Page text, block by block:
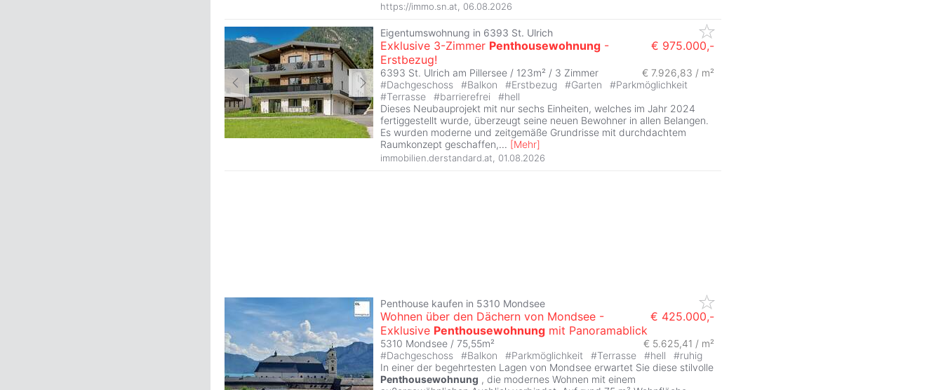
https://immo.sn.at 06.08.2026
Eigentumswohnung in 6393 St. Ulrich
Exklusive 3-Zimmer Penthousewohnung -
Erstbezug!
€ 975.000,-
6393 St. Ulrich am Pillersee / 123m² / 3 Zimmer € 7.926,83 / m²
#Dachgeschoss #Balkon #Erstbezug #Garten #Parkmöglichkeit
#Terrasse #barrierefrei #hell
Dieses Neubauprojekt mit nur sechs Einheiten, welches im Jahr 2024
fertiggestellt wurde, überzeugt seine neuen Bewohner in allen Belangen.
Es wurden moderne und zeitgemäße Grundrisse mit durchdachtem
Raumkonzept geschaffen,... [Mehr]
immobilien.derstandard.at 01.08.2026
Penthouse kaufen in 5310 Mondsee
Wohnen über den Dächern von Mondsee -
Exklusive Penthousewohnung mit Panoramablick
€ 425.000,-
5310 Mondsee / 75,55m²
€ 5.625,41 / m²
#Dachgeschoss #Balkon #Parkmöglichkeit #Terrasse #hell #ruhig
In einer der begehrtesten Lagen von Mondsee erwartet Sie diese stilvolle
Penthousewohnung , die modernes Wohnen mit einem